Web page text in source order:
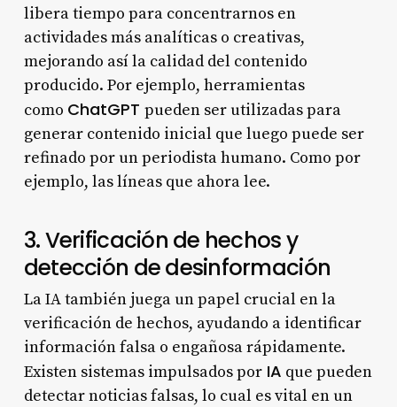
libera tiempo para concentrarnos en
actividades más analíticas o creativas,
mejorando así la calidad del contenido
producido. Por ejemplo, herramientas
como ChatGPT pueden ser utilizadas para
generar contenido inicial que luego puede ser
refinado por un periodista humano. Como por
ejemplo, las líneas que ahora lee.
3. Verificación de hechos y
detección de desinformación
La IA también juega un papel crucial en la
verificación de hechos, ayudando a identificar
información falsa o engañosa rápidamente.
Existen sistemas impulsados porIA que pueden
detectar noticias falsas, lo cual es vital en un